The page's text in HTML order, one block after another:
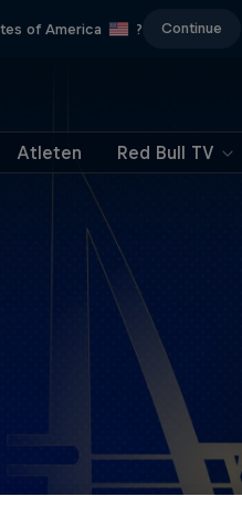
of America ? Continue
Atleten Red Bull TV